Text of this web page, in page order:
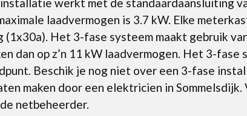
laadvermogen is 3.7 kW. Elke
(1x30a). Het 3-fase systeem maakt gebruik
dan op z’n 11 kW laadvermogen. Het 3-
Beschik je nog niet over een 3-fase
maken door een elektricien in
netbeheerder.